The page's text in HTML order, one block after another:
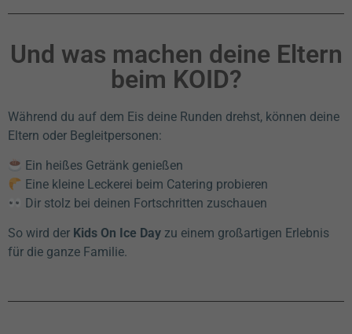
Und was machen deine Eltern
beim KOID?
Während du auf dem Eis deine Runden drehst, können deine
Eltern oder Begleitpersonen:
Ein heißes Getränk genießen
Eine kleine Leckerei beim Catering probieren
Dir stolz bei deinen Fortschritten zuschauen
So wird der Kids On Ice Day zu einem großartigen Erlebnis
für die ganze Familie.